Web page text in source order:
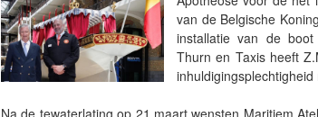
van de Belgische
installatie van de
Thurn en Taxis heeft
Na de tewaterlating op 21 maart wensten Maritiem